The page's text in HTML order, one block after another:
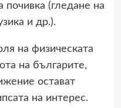
почивка (гледане на
и др.).
на физическата
на българите,
остават
на интерес.